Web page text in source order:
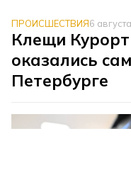
ПРОИСШЕСТВИЯ6 августа
Клещи
оказались
Петербурге